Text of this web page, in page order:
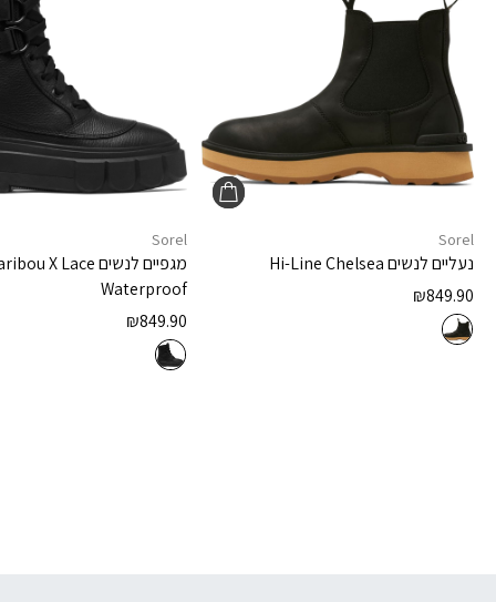
Sorel
נעליים לנשיםHi-Line Chelsea
₪849.90
Sorel
מגפיים לנשיםX Lace
Waterproof
₪849.90